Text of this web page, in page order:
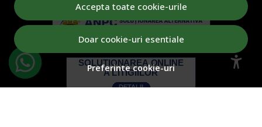
Accepta toate cookie-urile
Doar cookie-uri esentiale
Preferinte cookie-uri